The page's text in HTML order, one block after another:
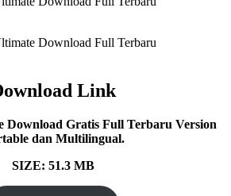
Link
Download Gratis Full Terbaru Version
dan Multilingual.
SIZE: 51.3 MB